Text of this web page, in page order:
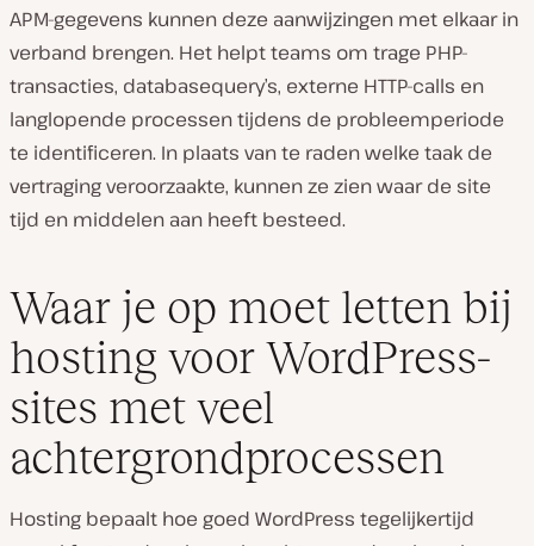
APM-gegevens kunnen deze aanwijzingen met elkaar in
verband brengen. Het helpt teams om trage PHP-
transacties, databasequery’s, externe HTTP-calls en
langlopende processen tijdens de probleemperiode
te identificeren. In plaats van te raden welke taak de
vertraging veroorzaakte, kunnen ze zien waar de site
tijd en middelen aan heeft besteed.
Waar je op moet letten bij
hosting voor WordPress-
sites met veel
achtergrondprocessen
Hosting bepaalt hoe goed WordPress tegelijkertijd